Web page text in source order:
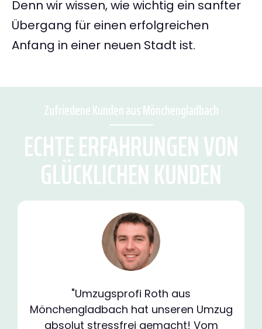
Denn wir wissen, wie wichtig ein sanfter
Übergang für einen erfolgreichen
Anfang in einer neuen Stadt ist.
Zufriedene Kunden aus Mönchengladbach
ECHTE ERFAHRUNGEN VON
GLÜCKLICHEN KUNDEN
"Umzugsprofi Roth aus
Mönchengladbach hat unseren Umzug
absolut stressfrei gemacht! Vom